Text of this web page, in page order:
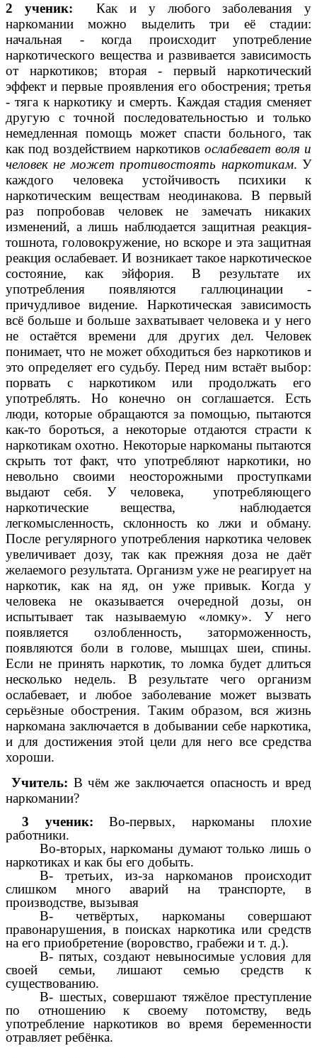
2 ученик:Как и у любого заболевания у
наркомании можно выделить три её стадии:
начальная - когда происходит употребление
наркотического вещества и развивается зависимость
от наркотиков; вторая - первый наркотический
эффект и первые проявления его обострения; третья
- тяга к наркотику и смерть. Каждая стадия сменяет
другую с точной последовательностью и только
немедленная помощь может спасти больного, так
как под воздействием наркотиков ослабевает воля и
человек не может противостоять наркотикам. У
каждого человека устойчивость психики к
наркотическим веществам неодинакова. В первый
раз попробовав человек не замечать никаких
изменений, а лишь наблюдается защитная реакция-
тошнота, головокружение, но вскоре и эта защитная
реакция ослабевает. И возникает такое наркотическое
состояние, как эйфория. В результате их
употребления появляются галлюцинации -
причудливое видение. Наркотическая зависимость
всё больше и больше захватывает человека и у него
не остаётся времени для других дел. Человек
понимает, что не может обходиться без наркотиков и
это определяет его судьбу. Перед ним встаёт выбор:
порвать с наркотиком или продолжать его
употреблять. Но конечно он соглашается. Есть
люди, которые обращаются за помощью, пытаются
как-то бороться, а некоторые отдаются страсти к
наркотикам охотно. Некоторые наркоманы пытаются
скрыть тот факт, что употребляют наркотики, но
невольно своими неосторожными проступками
выдают себя. У человека, употребляющего
наркотические вещества, наблюдается
легкомысленность, склонность ко лжи и обману.
После регулярного употребления наркотика человек
увеличивает дозу, так как прежняя доза не даёт
желаемого результата. Организм уже не реагирует на
наркотик, как на яд, он уже привык. Когда у
человека не оказывается очередной дозы, он
испытывает так называемую «ломку». У него
появляется озлобленность, заторможенность,
появляются боли в голове, мышцах шеи, спины.
Если не принять наркотик, то ломка будет длиться
несколько недель. В результате чего организм
ослабевает, и любое заболевание может вызвать
серьёзные обострения. Таким образом, вся жизнь
наркомана заключается в добывании себе наркотика,
и для достижения этой цели для него все средства
хороши.
Учитель: В чём же заключается опасность и вред
наркомании?
3 ученик:Во-первых, наркоманы плохие
работники.
Во-вторых, наркоманы думают только лишь о
наркотиках и как бы его добыть.
В- третьих, из-за наркоманов происходит
слишком много аварий на транспорте, в
производстве, вызывая
В- четвёртых, наркоманы совершают
правонарушения, в поисках наркотика или средств
на его приобретение (воровство, грабежи и т. д.).
В- пятых, создают невыносимые условия для
своей семьи, лишают семью средств к
существованию.
В- шестых, совершают тяжёлое преступление
по отношению к своему потомству, ведь
употребление наркотиков во время беременности
отравляет ребёнка.